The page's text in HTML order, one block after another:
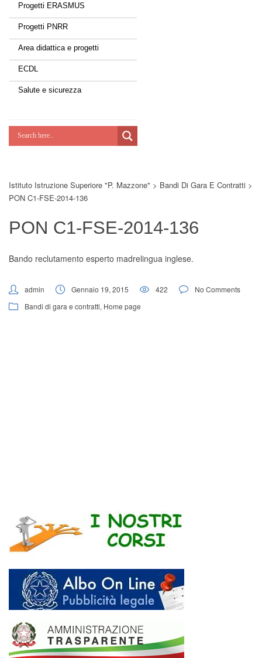
Tessere la rete
Estate a scuola
Scuola d'estate
Lab Green
Potenziamoci
Progetti ERASMUS
Progetti PNRR
Area didattica e progetti
ECDL
Salute e sicurezza
Istituto Istruzione Superiore "P. Mazzone" > Bandi Di Gara E Contratti >
PON C1-FSE-2014-136
PON C1-FSE-2014-136
Bando reclutamento esperto madrelingua inglese.
admin Gennaio 19, 2015 422
No Comments
Bandi di gara e contratti, Home page